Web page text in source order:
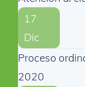
17
Dic
Proceso
2020